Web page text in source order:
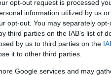
opt-out request is processed
information utilized by us
opt-out. You may separately
third parties on the IAB’s list of
by us to third parties on the
it to other third parties.
Google services and may